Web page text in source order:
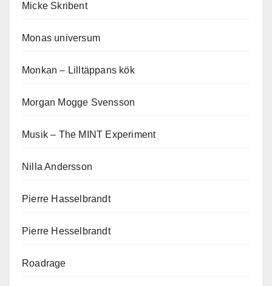
Micke Skribent
Monas universum
Monkan – Lilltäppans kök
Morgan Mogge Svensson
Musik – The MINT Experiment
Nilla Andersson
Pierre Hasselbrandt
Pierre Hesselbrandt
Roadrage